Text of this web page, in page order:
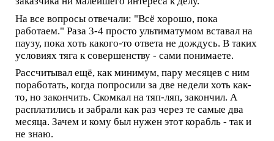
На все вопросы отвечали: "Всё хорошо, пока
работаем." Раза 3-4 просто ультиматумом вставал на
паузу, пока хоть какого-то ответа не дождусь. В таких
условиях тяга к совершенству - сами понимаете.
Рассчитывал ещё, как минимум, пару месяцев с ним
поработать, когда попросили за две недели хоть как-
то, но закончить. Скомкал на тяп-ляп, закончил. А
расплатились и забрали как раз через те самые два
месяца. Зачем и кому был нужен этот корабль - так и
не знаю.